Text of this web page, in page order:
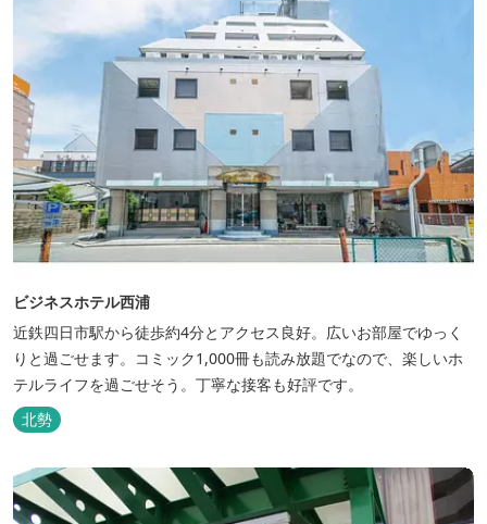
ビジネスホテル西浦
近鉄四日市駅から徒歩約4分とアクセス良好。広いお部屋でゆっく
りと過ごせます。コミック1,000冊も読み放題でなので、楽しいホ
テルライフを過ごせそう。丁寧な接客も好評です。
北勢